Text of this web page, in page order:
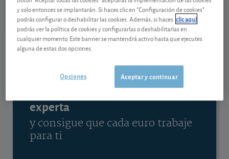
07/08/2026 Madrid
Ver detalladamente
experta
y consigue que cada euro trabaje
para ti
y solo entonces se implantarán. Si haces clic en "Configuración de cookies"
podrás configurar o deshabilitar las cookies. Además, si haces clic aquí
podrás ver la política de cookies y configurarlas o deshabilitarlas en
cualquier momento. Este banner se mantendrá activo hasta que ejecutes
alguna de estas dos opciones.
Aceptar y continuar
Opciones